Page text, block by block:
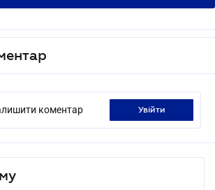
коментар увійти